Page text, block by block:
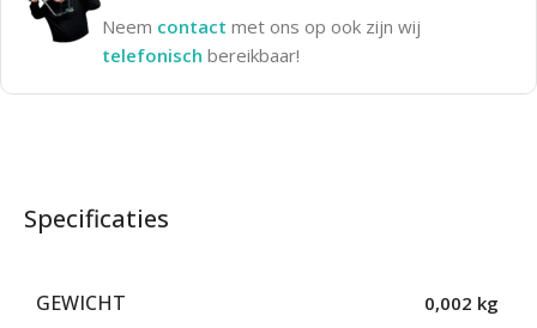
Neem contact met ons op ook zijn wij
telefonisch bereikbaar!
Specificaties
GEWICHT 0,002 kg